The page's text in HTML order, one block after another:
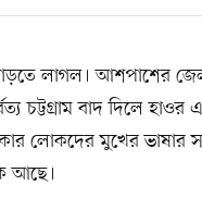
লাগল। আশপাশের
চট্টগ্রাম বাদ দিলে হাওর
লোকদের মুখের ভাষার
আছে।